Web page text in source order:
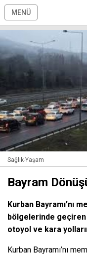
MENÜ
Sağlık-Yaşam
Bayram
Kurban Bayramı’nı
bölgelerinde geçiren
otoyol ve kara
Kurban Bayramı’nı